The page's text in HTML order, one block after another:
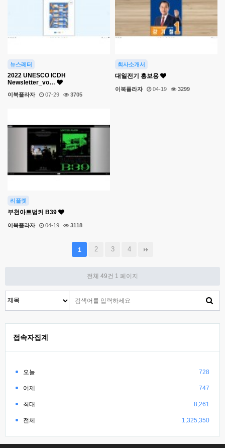
뉴스레터
2022 UNESCO ICDH
Newsletter_vo…
이북플라자 07-29 3705
회사소개서
대일전기 홍보용
이북플라자 04-19 3299
리플렛
부천아트벙커 B39
이북플라자 04-19 3118
1 2 3 4
전체 49건 1 페이지
접속자집계
오늘 728
어제 747
최대 8,261
전체 1,325,350